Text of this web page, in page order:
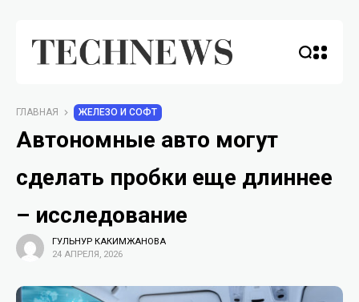
ГЛАВНАЯ ЖЕЛЕЗО И СОФТ
Автономные авто могут
сделать пробки еще длиннее
– исследование
ГУЛЬНУР КАКИМЖАНОВА
24 АПРЕЛЯ, 2026